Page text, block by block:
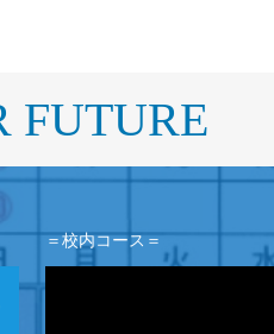
FUTURE
＝校内コース＝
画